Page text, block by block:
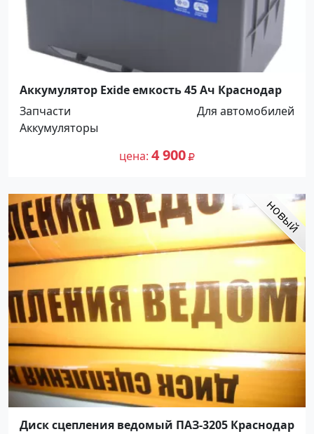
Аккумулятор Exide емкость 45 Ач Краснодар
Запчасти
Для автомобилей
Аккумуляторы
цена 4 900
Диск сцепления ведомый ПАЗ-3205 Краснодар